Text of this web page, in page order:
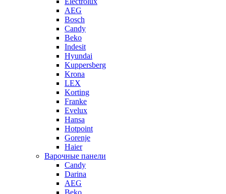
AEG
Bosch
Candy
Beko
Indesit
Hyundai
Kuppersberg
Krona
LEX
Korting
Franke
Evelux
Hansa
Hotpoint
Gorenje
Haier
Варочные панели
Candy
Darina
AEG